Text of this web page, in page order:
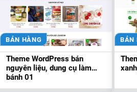
BÁN HÀNG
Theme WordPress bán
nguyên liệu, dung cụ làm
bánh 01
BÁN